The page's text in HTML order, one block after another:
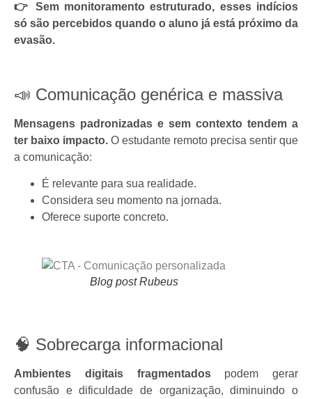
👉 Sem monitoramento estruturado, esses indícios
só são percebidos quando o aluno já está próximo da
evasão.
📣 Comunicação genérica e massiva
Mensagens padronizadas e sem contexto tendem a
ter baixo impacto. O estudante remoto precisa sentir que
a comunicação:
É relevante para sua realidade.
Considera seu momento na jornada.
Oferece suporte concreto.
Blog post Rubeus
🧠 Sobrecarga informacional
Ambientes digitais fragmentadospodem gerar
confusão e dificuldade de organização, diminuindo o